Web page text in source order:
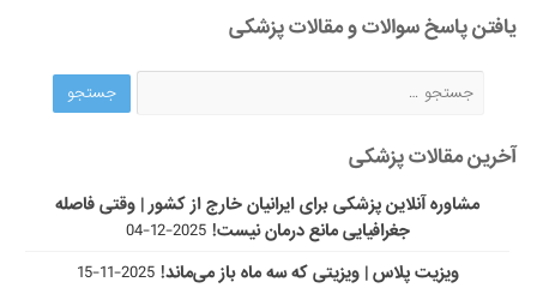
یافتن پاسخ سوالات و مقالات پزشکی
آخرین مقالات پزشکی
مشاوره آنلاین پزشکی برای ایرانیان خارج از کشور | وقتی فاصله
جغرافیایی مانع درمان نیست! 2025-12-04
ویزیت پلاس | ویزیتی که سه ماه باز می‌ماند! 2025-11-15